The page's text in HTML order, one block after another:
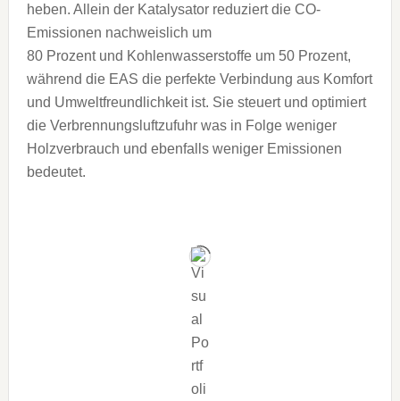
heben. Allein der Katalysator reduziert die CO-
Emissionen nachweislich um
80 Prozent und Kohlenwasserstoffe um 50 Prozent,
während die EAS die perfekte Verbindung aus Komfort
und Umweltfreundlichkeit ist. Sie steuert und optimiert
die Verbrennungsluftzufuhr was in Folge weniger
Holzverbrauch und ebenfalls weniger Emissionen
bedeutet.